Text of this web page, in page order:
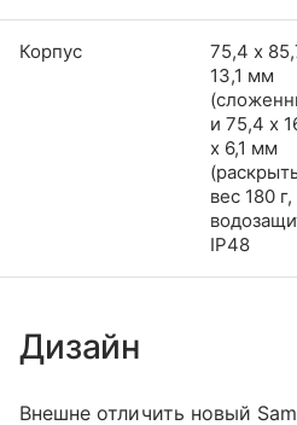
Корпус
75,4 х
13,1 мм
и 75,4 x
x 6,1 мм
вес 180 г,
IP48
Дизайн
Внешне отличить новый